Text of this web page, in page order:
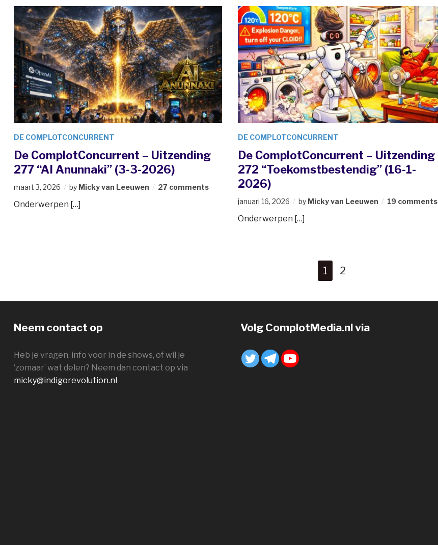
DE COMPLOTCONCURRENT
De ComplotConcurrent – Uitzending
277 “AI Anunnaki” (3-3-2026)
maart 3, 2026 by Micky van Leeuwen 27 comments
Onderwerpen […]
DE COMPLOTCONCURRENT
De ComplotConcurrent – Uitzending
272 “Toekomstbestendig” (16-1-
2026)
januari 16, 2026 by Micky van Leeuwen 19 comments
Onderwerpen […]
1 2
Neem contact op
Heb je vragen, info voor in de shows, of wil je
‘zomaar’ wat delen? Neem dan contact op via
micky@indigorevolution.nl
Volg ComplotMedia.nl via